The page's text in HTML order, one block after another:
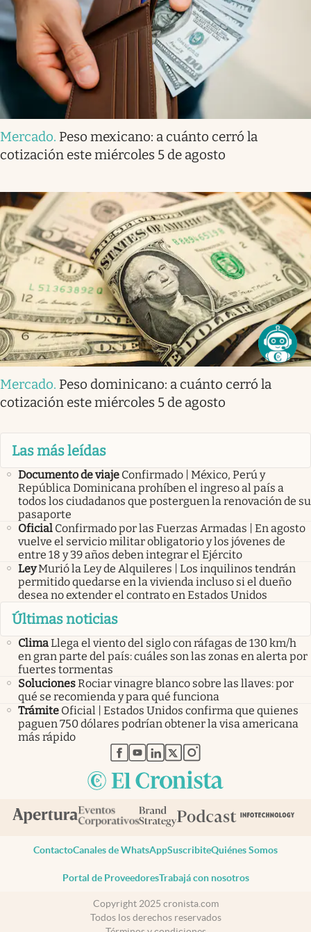
Mercado. Peso mexicano: a cuánto cerró la
cotización este miércoles 5 de agosto
Mercado. Peso dominicano: a cuánto cerró la
cotización este miércoles 5 de agosto
Las más leídas
Documento de viaje Confirmado | México, Perú y
República Dominicana prohíben el ingreso al país a
todos los ciudadanos que posterguen la renovación de su
pasaporte
Oficial Confirmado por las Fuerzas Armadas | En agosto
vuelve el servicio militar obligatorio y los jóvenes de
entre 18 y 39 años deben integrar el Ejército
LeyMurió la Ley de Alquileres | Los inquilinos tendrán
permitido quedarse en la vivienda incluso si el dueño
desea no extender el contrato en Estados Unidos
Últimas noticias
ClimaLlega el viento del siglo con ráfagas de 130 km/h
en gran parte del país: cuáles son las zonas en alerta por
fuertes tormentas
SolucionesRociar vinagre blanco sobre las llaves: por
qué se recomienda y para qué funciona
Trámite Oficial | Estados Unidos confirma que quienes
paguen 750 dólares podrían obtener la visa americana
más rápido
abre en nueva pestaña
abre en nueva pestaña
abre en nueva pestaña
abre en nueva pestaña
abre en nueva pestaña
ContactoCanales de WhatsAppSuscribiteQuiénes Somos
Portal de ProveedoresTrabajá con nosotros
Copyright 2025 cronista.com
Todos los derechos reservados